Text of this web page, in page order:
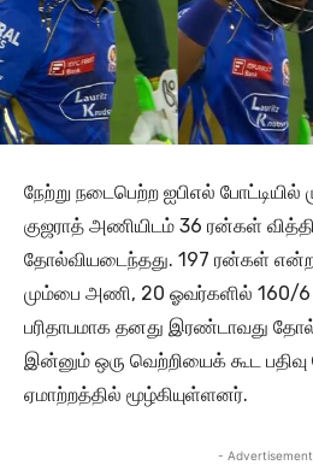
நேற்று நடைபெற்ற ஐபிஎல்
குஜராத் அணியிடம் 36 ரன்கள்
தோல்வியடைந்தது. 197 ரன்கள்
மும்பை அணி, 20 ஓவர்களில் 160/6
பரிதாபமாக தனது இரண்டாவது
இன்னும் ஒரு வெற்றியைக் கூட
ஏமாற்றத்தில் மூழ்கியுள்ளனர்.
-